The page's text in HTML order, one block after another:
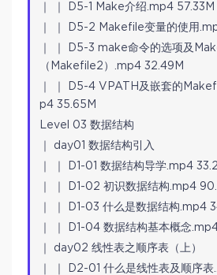
｜ ｜ D5-1 Make介绍.mp4 57.33M
｜ ｜ D5-2 Makefile变量的使用
｜ ｜ D5-3 make命令的选项及
（Makefile2）.mp4 32.49M
｜ ｜ D5-4 VPATH及嵌套的
p4 35.65M
Level 03 数据结构
｜ day01 数据结构引入
｜ ｜ D1-01 数据结构导学.mp4
｜ ｜ D1-02 初识数据结构.mp4
｜ ｜ D1-03 什么是数据结构.mp4
｜ ｜ D1-04 数据结构基本概念
｜ day02 线性表之顺序表（上）
｜ ｜ D2-01 什么是线性表及顺序